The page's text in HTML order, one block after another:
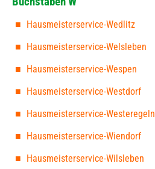
Hausmeisterservice-Wedlitz
Hausmeisterservice-Welsleben
Hausmeisterservice-Wespen
Hausmeisterservice-Westdorf
Hausmeisterservice-Westeregeln
Hausmeisterservice-Wiendorf
Hausmeisterservice-Wilsleben